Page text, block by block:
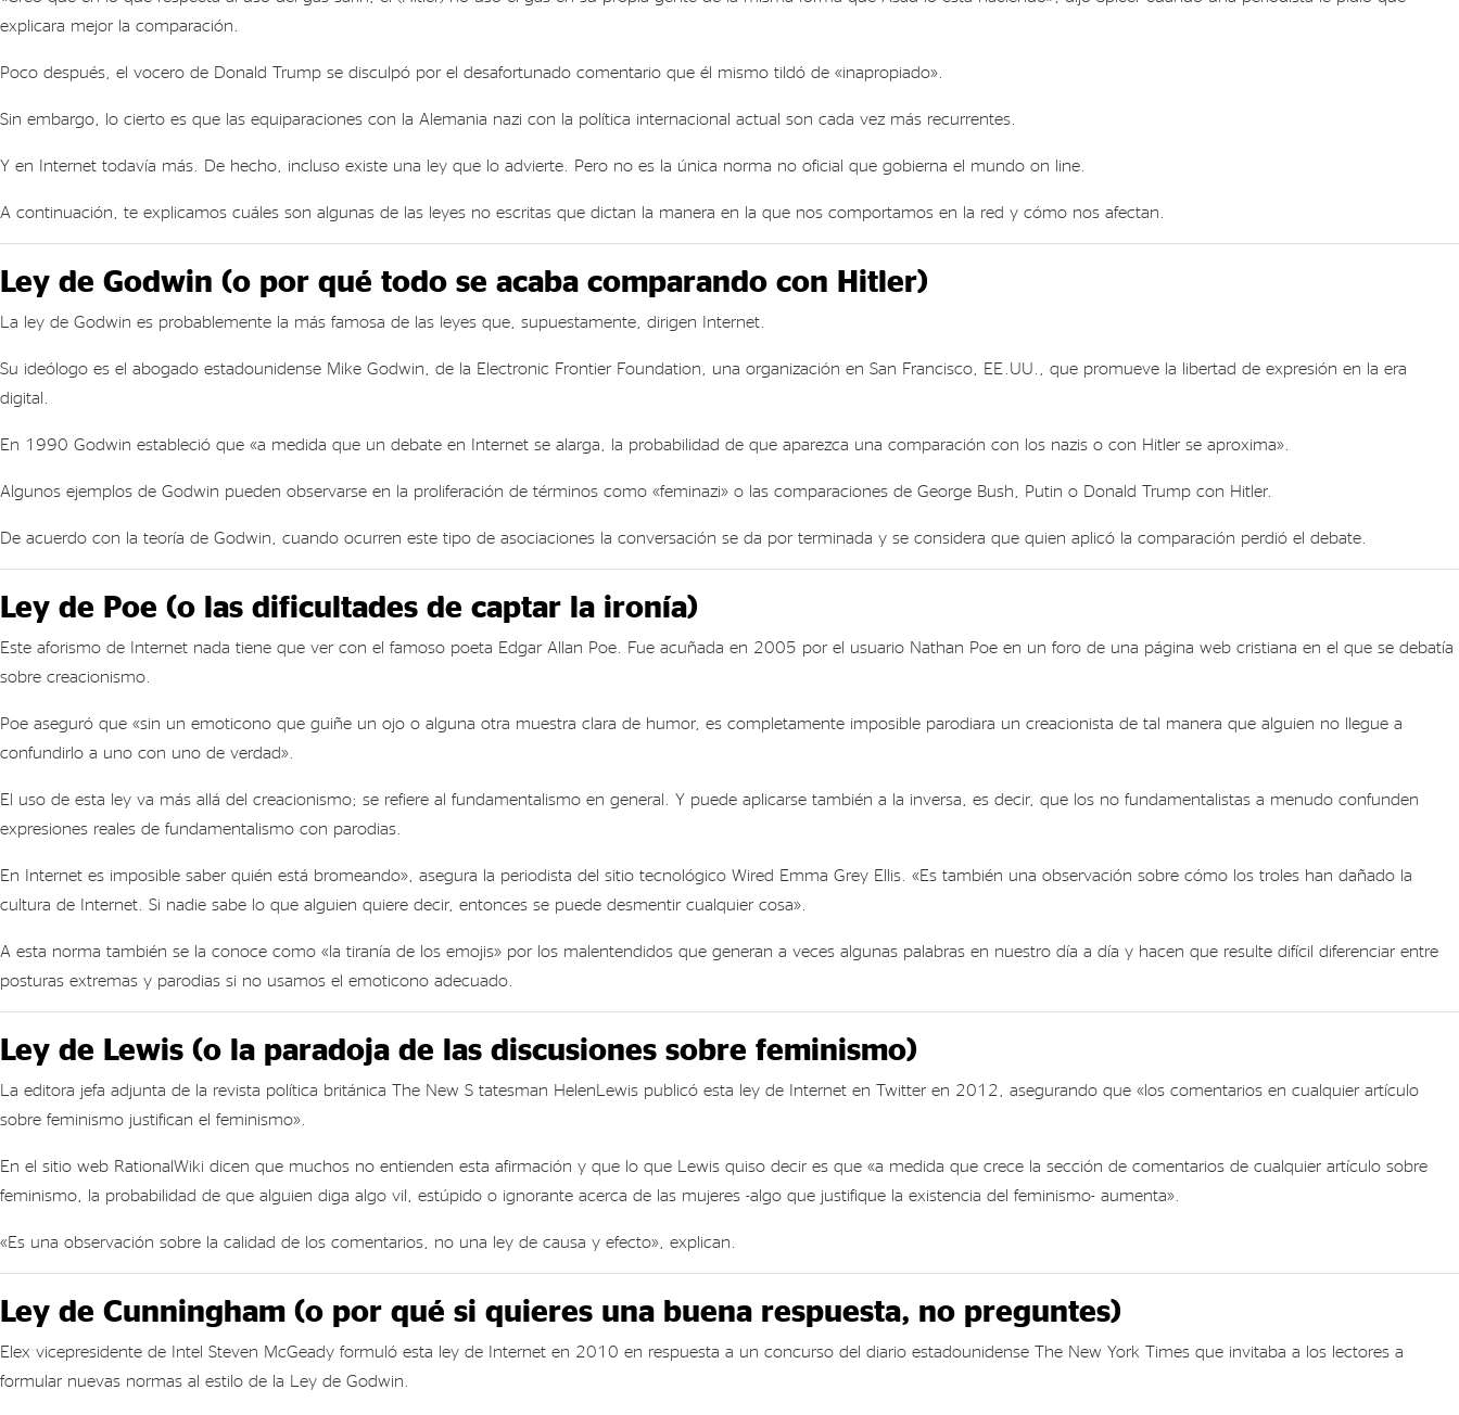
explicara mejor la comparación.
Poco después, el vocero de Donald Trump se disculpó por el desafortunado comentario que él mismo tildó de «inapropiado».
Sin embargo, lo cierto es que las equiparaciones con la Alemania nazi con la política internacional actual son cada vez más recurrentes.
Y en Internet todavía más. De hecho, incluso existe una ley que lo advierte. Pero no es la única norma no oficial que gobierna el mundo on line.
A continuación, te explicamos cuáles son algunas de las leyes no escritas que dictan la manera en la que nos comportamos en la red y cómo nos afectan.
Ley de Godwin (o por qué todo se acaba comparando con Hitler)
La ley de Godwin es probablemente la más famosa de las leyes que, supuestamente, dirigen Internet.
Su ideólogo es el abogado estadounidense Mike Godwin, de la Electronic Frontier Foundation, una organización en San Francisco, EE.UU., que promueve la libertad de expresión en la era
digital.
En 1990 Godwin estableció que «a medida que un debate en Internet se alarga, la probabilidad de que aparezca una comparación con los nazis o con Hitler se aproxima».
Algunos ejemplos de Godwin pueden observarse en la proliferación de términos como «feminazi» o las comparaciones de George Bush, Putin o Donald Trump con Hitler.
De acuerdo con la teoría de Godwin, cuando ocurren este tipo de asociaciones la conversación se da por terminada y se considera que quien aplicó la comparación perdió el debate.
Ley de Poe (o las dificultades de captar la ironía)
Este aforismo de Internet nada tiene que ver con el famoso poeta Edgar Allan Poe. Fue acuñada en 2005 por el usuario Nathan Poe en un foro de una página web cristiana en el que se debatía
sobre creacionismo.
Poe aseguró que «sin un emoticono que guiñe un ojo o alguna otra muestra clara de humor, es completamente imposible parodiara un creacionista de tal manera que alguien no llegue a
confundirlo a uno con uno de verdad».
El uso de esta ley va más allá del creacionismo; se refiere al fundamentalismo en general. Y puede aplicarse también a la inversa, es decir, que los no fundamentalistas a menudo confunden
expresiones reales de fundamentalismo con parodias.
En Internet es imposible saber quién está bromeando», asegura la periodista del sitio tecnológico Wired Emma Grey Ellis. «Es también una observación sobre cómo los troles han dañado la
cultura de Internet. Si nadie sabe lo que alguien quiere decir, entonces se puede desmentir cualquier cosa».
A esta norma también se la conoce como «la tiranía de los emojis» por los malentendidos que generan a veces algunas palabras en nuestro día a día y hacen que resulte difícil diferenciar entre
posturas extremas y parodias si no usamos el emoticono adecuado.
Ley de Lewis (o la paradoja de las discusiones sobre feminismo)
La editora jefa adjunta de la revista política británica The New S tatesman HelenLewis publicó esta ley de Internet en Twitter en 2012, asegurando que «los comentarios en cualquier artículo
sobre feminismo justifican el feminismo».
En el sitio web RationalWiki dicen que muchos no entienden esta afirmación y que lo que Lewis quiso decir es que «a medida que crece la sección de comentarios de cualquier artículo sobre
feminismo, la probabilidad de que alguien diga algo vil, estúpido o ignorante acerca de las mujeres -algo que justifique la existencia del feminismo- aumenta».
«Es una observación sobre la calidad de los comentarios, no una ley de causa y efecto», explican.
Ley de Cunningham (o por qué si quieres una buena respuesta, no preguntes)
Elex vicepresidente de Intel Steven McGeady formuló esta ley de Internet en 2010 en respuesta a un concurso del diario estadounidense The New York Times que invitaba a los lectores a
formular nuevas normas al estilo de la Ley de Godwin.